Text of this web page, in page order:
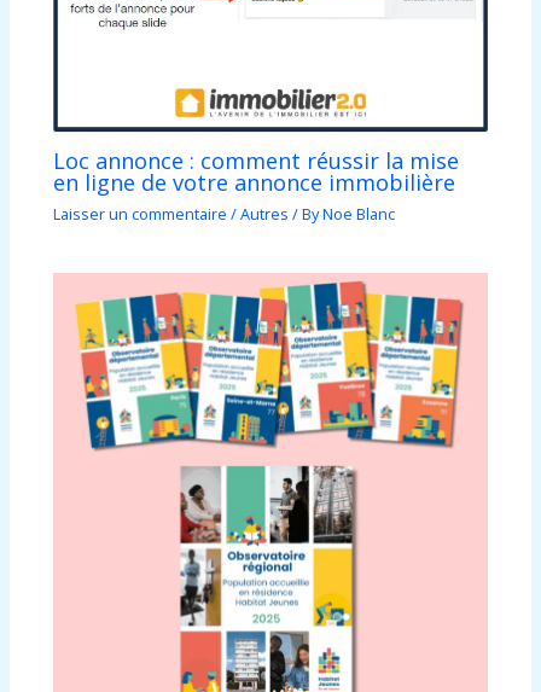
Loc annonce : comment réussir la mise
en ligne de votre annonce immobilière
Laisser un commentaire /Autres / ByNoe Blanc